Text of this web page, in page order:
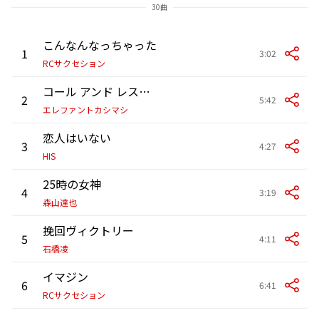
30曲
1 こんなんなっちゃった
RCサクセション
3:02
2 コール アンド レスポンス
エレファントカシマシ
5:42
3 恋人はいない
HIS
4:27
4 25時の女神
森山達也
3:19
5 挽回ヴィクトリー
石橋凌
4:11
6 イマジン
RCサクセション
6:41